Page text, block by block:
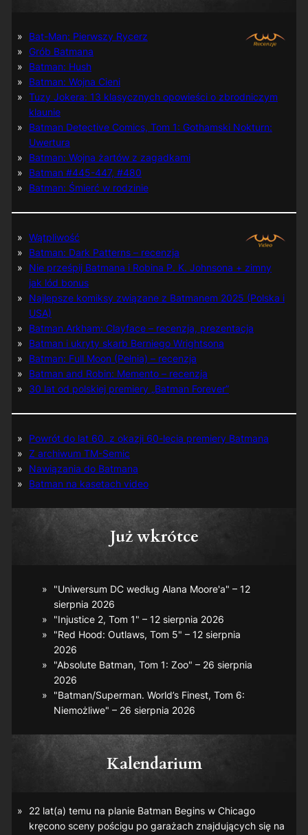
Bat-Man: Pierwszy Rycerz
Grób Batmana
Batman: Hush
Batman: Wojna Cieni
Tuzy Jokera: 13 klasycznych opowieści o zbrodniczym
klaunie
Batman Detective Comics, Tom 1: Gothamski Nokturn:
Uwertura
Batman: Wojna żartów z zagadkami
Batman #445-447, #480
Batman: Śmierć w rodzinie
Wątpliwość
Batman: Dark Patterns – recenzja
Nie prześpij Batmana i Robina P. K. Johnsona + zimny
jak lód bonus
Najlepsze komiksy związane z Batmanem 2025 (Polska i
USA)
Batman Arkham: Clayface – recenzja, prezentacja
Batman i ukryty skarb Berniego Wrightsona
Batman: Full Moon (Pełnia) – recenzja
Batman and Robin: Memento – recenzja
30 lat od polskiej premiery „Batman Forever”
Powrót do lat 60. z okazji 60-lecia premiery Batmana
Z archiwum TM-Semic
Nawiązania do Batmana
Batman na kasetach video
Już wkrótce
"Uniwersum DC według Alana Moore'a" – 12
sierpnia 2026
"Injustice 2, Tom 1" – 12 sierpnia 2026
"Red Hood: Outlaws, Tom 5" – 12 sierpnia
2026
"Absolute Batman, Tom 1: Zoo" – 26 sierpnia
2026
"Batman/Superman. World’s Finest, Tom 6:
Niemożliwe" – 26 sierpnia 2026
Kalendarium
22 lat(a) temu na planie Batman Beginsw Chicago
kręcono sceny pościgu po garażach znajdujących się na